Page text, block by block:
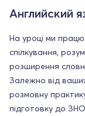
Английский
На уроці ми
спілкування,
розширення
Залежно від
розмовну
підготовку до